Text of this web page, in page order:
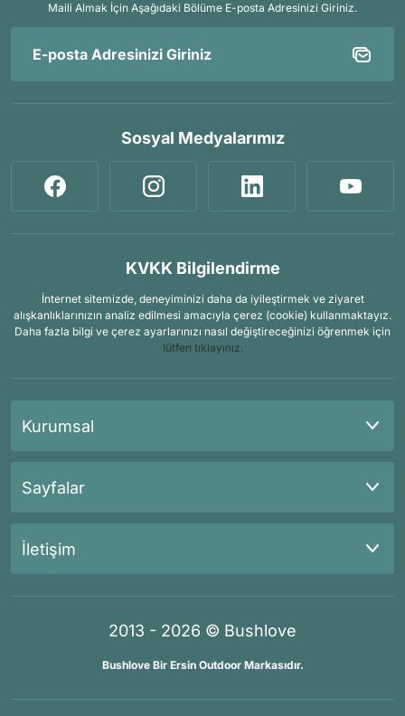
Maili Almak İçin Aşağıdaki Bölüme E-posta Adresinizi Giriniz.
Sosyal Medyalarımız
KVKK Bilgilendirme
İnternet sitemizde, deneyiminizi daha da iyileştirmek ve ziyaret
alışkanlıklarınızın analiz edilmesi amacıyla çerez (cookie) kullanmaktayız.
Daha fazla bilgi ve çerez ayarlarınızı nasıl değiştireceğinizi öğrenmek için
lütfen tıklayınız.
Kurumsal
Sayfalar
İletişim
2013 - 2026 © Bushlove
Bushlove Bir Ersin Outdoor Markasıdır.